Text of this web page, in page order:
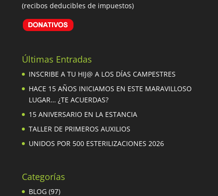
(recibos deducibles de impuestos)
Últimas Entradas
INSCRIBE A TU HIJ@ A LOS DÍAS CAMPESTRES
HACE 15 AÑOS INICIAMOS EN ESTE MARAVILLOSO
LUGAR… ¿TE ACUERDAS?
15 ANIVERSARIO EN LA ESTANCIA
TALLER DE PRIMEROS AUXILIOS
UNIDOS POR 500 ESTERILIZACIONES 2026
Categorías
BLOG(97)